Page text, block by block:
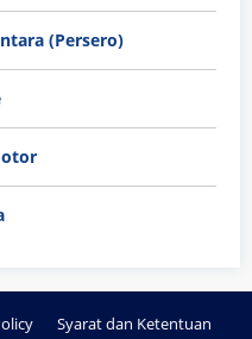
(Persero)
Syarat dan Ketentuan